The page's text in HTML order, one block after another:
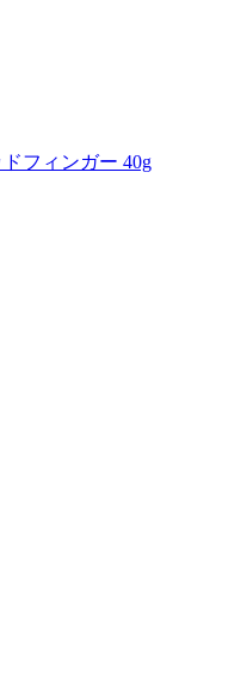
フィンガー 40g